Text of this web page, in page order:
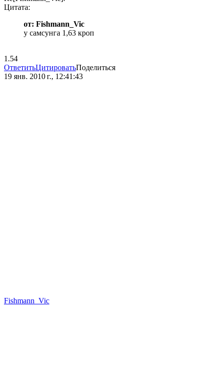
Цитата:
от: Fishmann_Vic
у самсунга 1,63 кроп
1.54
ОтветитьЦитироватьПоделиться
19 янв. 2010 г., 12:41:43
Fishmann_Vic